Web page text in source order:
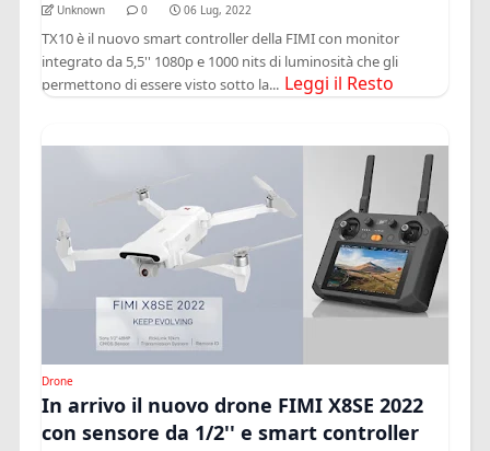
Unknown 0 06 Lug, 2022
TX10 è il nuovo smart controller della FIMI con monitor
integrato da 5,5'' 1080p e 1000 nits di luminosità che gli
permettono di essere visto sotto la... Leggi il Resto
Drone
In arrivo il nuovo drone FIMI X8SE 2022
con sensore da 1/2'' e smart controller